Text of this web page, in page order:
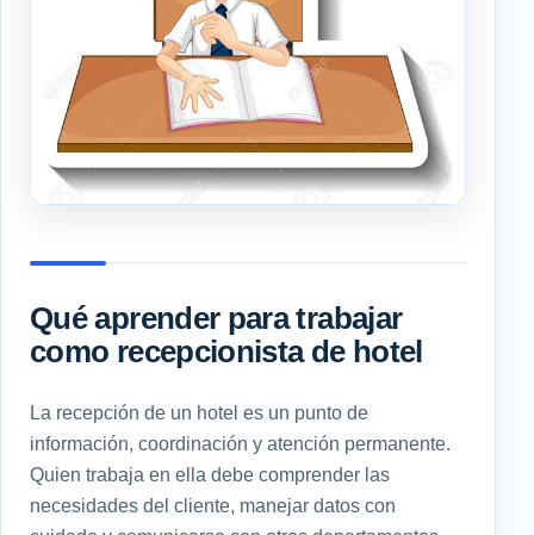
Qué aprender para trabajar
como recepcionista de hotel
La recepción de un hotel es un punto de
información, coordinación y atención permanente.
Quien trabaja en ella debe comprender las
necesidades del cliente, manejar datos con